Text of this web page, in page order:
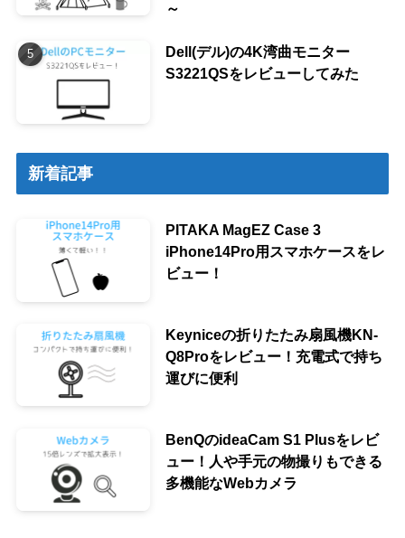
～
Dell(デル)の4K湾曲モニター
S3221QSをレビューしてみた
新着記事
PITAKA MagEZ Case 3
iPhone14Pro用スマホケースをレ
ビュー！
Keyniceの折りたたみ扇風機KN-
Q8Proをレビュー！充電式で持ち
運びに便利
BenQのideaCam S1 Plusをレビ
ュー！人や手元の物撮りもできる
多機能なWebカメラ